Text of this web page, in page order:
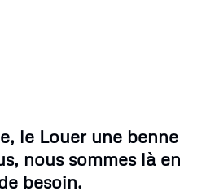
le Louer une benne
nous sommes là en
besoin.